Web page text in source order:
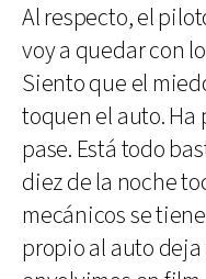
Al respecto, el
voy a quedar con
Siento que el
toquen el auto. Ha
pase. Está todo
diez de la noche
mecánicos se
propio al auto